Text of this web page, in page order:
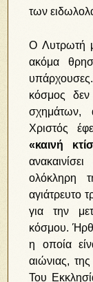
των
Ο Λυτρωτή
ακόμα
κόσμος
σχημάτων,
Χριστός
«καινή
ολόκληρη
αγιάτρευτο
για την
κόσμου.
η οποία
αιώνιας,
Του